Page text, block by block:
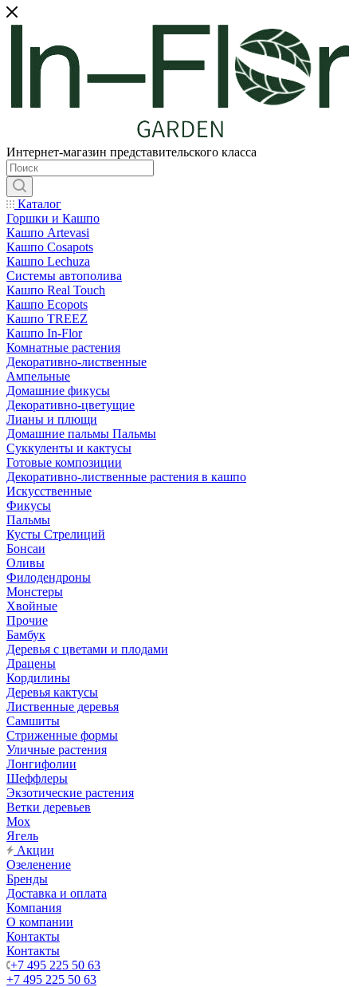
Интернет-магазин представительского класса
Каталог
Горшки и Кашпо
Кашпо Artevasi
Кашпо Cosapots
Кашпо Lechuza
Системы автополива
Кашпо Real Touch
Кашпо Ecopots
Кашпо TREEZ
Кашпо In-Flor
Комнатные растения
Декоративно-лиственные
Ампельные
Домашние фикусы
Декоративно-цветущие
Лианы и плющи
Домашние пальмы Пальмы
Суккуленты и кактусы
Готовые композиции
Декоративно-лиственные растения в кашпо
Искусственные
Фикусы
Пальмы
Кусты Стрелиций
Бонсаи
Оливы
Филодендроны
Монстеры
Хвойные
Прочие
Бамбук
Деревья с цветами и плодами
Драцены
Кордилины
Деревья кактусы
Лиственные деревья
Самшиты
Стриженные формы
Уличные растения
Лонгифолии
Шеффлеры
Экзотические растения
Ветки деревьев
Мох
Ягель
Акции
Озеленение
Бренды
Доставка и оплата
Компания
О компании
Контакты
Контакты
+7 495 225 50 63
+7 495 225 50 63